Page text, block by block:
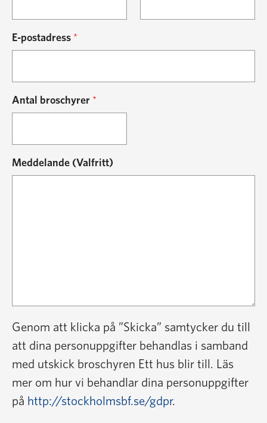
E-postadress *
Antal broschyrer *
Meddelande (Valfritt)
Genom att klicka på ”Skicka” samtycker du till
att dina personuppgifter behandlas i samband
med utskick broschyren Ett hus blir till. Läs
mer om hur vi behandlar dina personuppgifter
på http://stockholmsbf.se/gdpr.